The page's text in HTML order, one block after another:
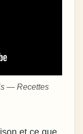
— Recettes